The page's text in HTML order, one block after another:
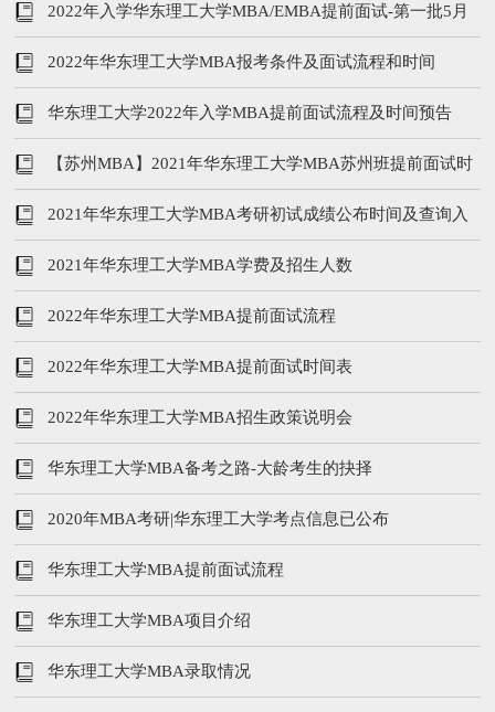
试分数线
2022年入学华东理工大学MBA/EMBA提前面试-第一批5月
23日专场面试
2022年华东理工大学MBA报考条件及面试流程和时间
华东理工大学2022年入学MBA提前面试流程及时间预告
【苏州MBA】2021年华东理工大学MBA苏州班提前面试时
间表
2021年华东理工大学MBA考研初试成绩公布时间及查询入
口
2021年华东理工大学MBA学费及招生人数
2022年华东理工大学MBA提前面试流程
2022年华东理工大学MBA提前面试时间表
2022年华东理工大学MBA招生政策说明会
华东理工大学MBA备考之路-大龄考生的抉择
2020年MBA考研|华东理工大学考点信息已公布
华东理工大学MBA提前面试流程
华东理工大学MBA项目介绍
华东理工大学MBA录取情况